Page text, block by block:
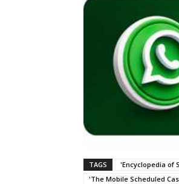
TAGS
'Encyclopedia of
'The Mobile Scheduled